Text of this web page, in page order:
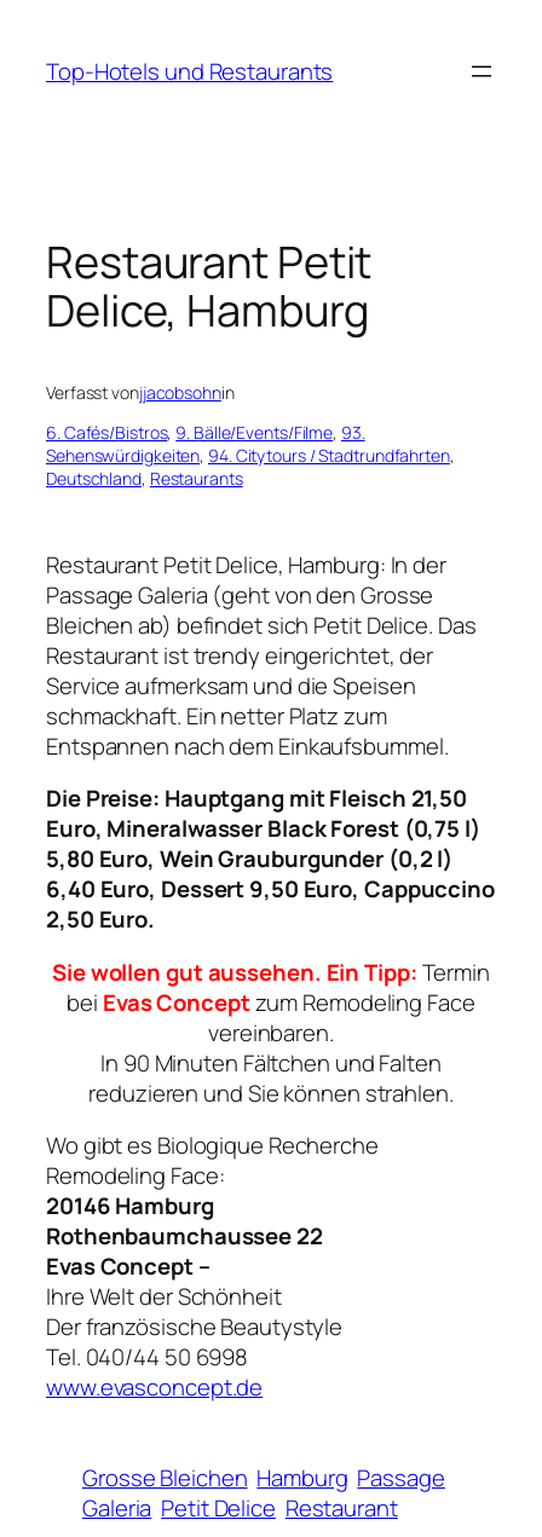
springen
Top-Hotels und Restaurants
Restaurant Petit
Delice, Hamburg
Verfasst vonjjacobsohnin
6. Cafés/Bistros, 9. Bälle/Events/Filme, 93.
Sehenswürdigkeiten, 94. Citytours / Stadtrundfahrten
Deutschland, Restaurants
Restaurant Petit Delice, Hamburg: In der
Passage Galeria (geht von den Grosse
Bleichen ab) befindet sich Petit Delice. Das
Restaurant ist trendy eingerichtet, der
Service aufmerksam und die Speisen
schmackhaft. Ein netter Platz zum
Entspannen nach dem Einkaufsbummel.
Die Preise: Hauptgang mit Fleisch 21,50
Euro, Mineralwasser Black Forest (0,75 l)
5,80 Euro, Wein Grauburgunder (0,2 l)
6,40 Euro, Dessert 9,50 Euro, Cappuccino
2,50 Euro.
Sie wollen gut aussehen. Ein Tipp:Termin
bei Evas Conceptzum Remodeling Face
vereinbaren.
In 90 Minuten Fältchen und Falten
reduzieren und Sie können strahlen.
Wo gibt es Biologique Recherche
Remodeling Face:
20146 Hamburg
Rothenbaumchaussee 22
Evas Concept –
Ihre Welt der Schönheit
Der französische Beautystyle
Tel. 040/44 50 6998
www.evasconcept.de
Grosse Bleichen Hamburg Passage
Galeria Petit Delice Restaurant